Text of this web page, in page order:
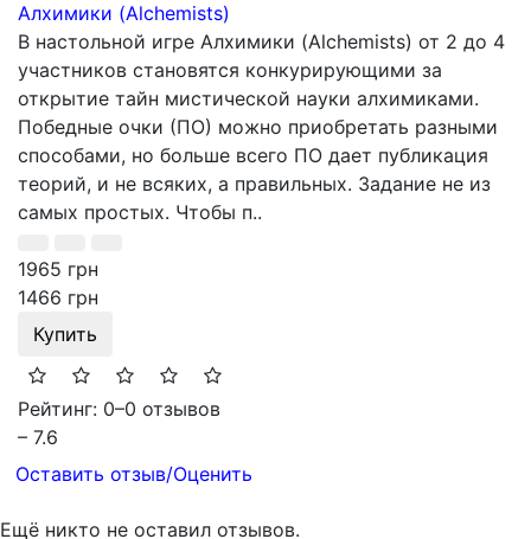
Алхимики (Alchemists)
В настольной игре Алхимики (Alchemists) от 2 до 4
участников становятся конкурирующими за
открытие тайн мистической науки алхимиками.
Победные очки (ПО) можно приобретать разными
способами, но больше всего ПО дает публикация
теорий, и не всяких, а правильных. Задание не из
самых простых. Чтобы п..
1965 грн
1466 грн
Купить
Рейтинг: 0–0 отзывов
– 7.6
Оставить отзыв/Оценить
Ещё никто не оставил отзывов.